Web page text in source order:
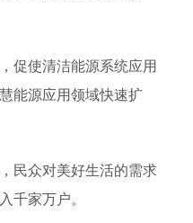
促使清洁能源系统应用
能源应用领域快速扩
民众对美好生活的需求
千家万户。